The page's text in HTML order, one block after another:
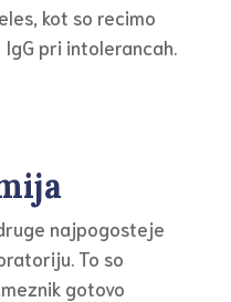
kot so recimo
pri intolerancah.
najpogosteje
To so
gotovo